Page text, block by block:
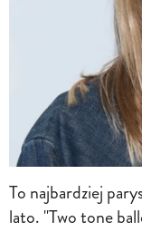
To najbardziej
lato. "Two tone